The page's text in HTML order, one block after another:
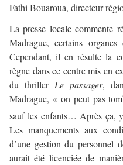
Fathi Bouaroua, directeur
La presse locale commente
Madrague, certains
Cependant, il en résulte la
règne dans ce centre mis en
du thriller Le passager,
Madrague, « on peut pas
sauf les enfants… Après ça,
Les manquements aux
d’une gestion du personnel
aurait été licenciée de